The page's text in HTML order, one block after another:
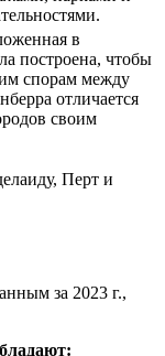
в
построена, чтобы
спорам между
отличается
своим
Перт и
за 2023 г.,